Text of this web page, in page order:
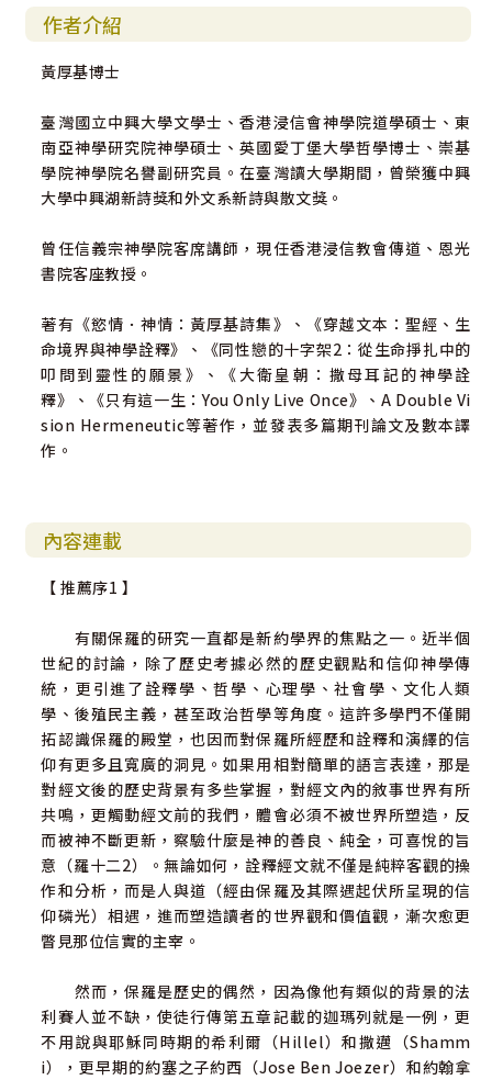
作者介紹
黃厚基博士
臺灣國立中興大學文學士、香港浸信會神學院道學碩士、東
南亞神學研究院神學碩士、英國愛丁堡大學哲學博士、崇基
學院神學院名譽副研究員。在臺灣讀大學期間，曾榮獲中興
大學中興湖新詩獎和外文系新詩與散文獎。
曾任信義宗神學院客席講師，現任香港浸信教會傳道、恩光
書院客座教授。
著有《慾情．神情：黃厚基詩集》、《穿越文本：聖經、生
命境界與神學詮釋》、《同性戀的十字架2：從生命掙扎中的
叩問到靈性的願景》、《大衛皇朝：撒母耳記的神學詮
釋》、《只有這一生：You Only Live Once》、A Double Vi
sion Hermeneutic等著作，並發表多篇期刊論文及數本譯
作。
內容連載
【 推薦序1 】
有關保羅的研究一直都是新約學界的焦點之一。近半個
世紀的討論，除了歷史考據必然的歷史觀點和信仰神學傳
統，更引進了詮釋學、哲學、心理學、社會學、文化人類
學、後殖民主義，甚至政治哲學等角度。這許多學門不僅開
拓認識保羅的殿堂，也因而對保羅所經歷和詮釋和演繹的信
仰有更多且寬廣的洞見。如果用相對簡單的語言表達，那是
對經文後的歷史背景有多些掌握，對經文內的敘事世界有所
共鳴，更觸動經文前的我們，體會必須不被世界所塑造，反
而被神不斷更新，察驗什麼是神的善良、純全，可喜悅的旨
意（羅十二2）。無論如何，詮釋經文就不僅是純粹客觀的操
作和分析，而是人與道（經由保羅及其際遇起伏所呈現的信
仰磷光）相遇，進而塑造讀者的世界觀和價值觀，漸次愈更
瞥見那位信實的主宰。
然而，保羅是歷史的偶然，因為像他有類似的背景的法
利賽人並不缺，使徒行傳第五章記載的迦瑪列就是一例，更
不用說與耶穌同時期的希利爾（Hillel）和撒邁（Shamm
i），更早期的約塞之子約西（Jose Ben Joezer）和約翰拿